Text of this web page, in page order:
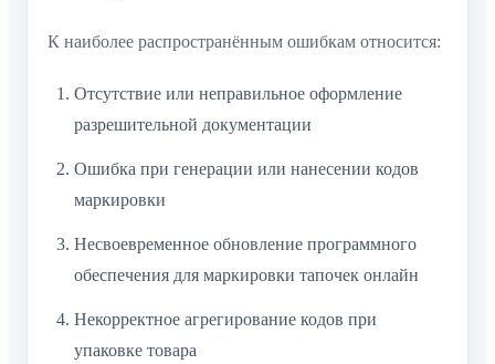
К наиболее распространённым ошибкам относится:
Отсутствие или неправильное оформление
разрешительной документации
Ошибка при генерации или нанесении кодов
маркировки
Несвоевременное обновление программного
обеспечения для маркировки тапочек онлайн
Некорректное агрегирование кодов при
упаковке товара